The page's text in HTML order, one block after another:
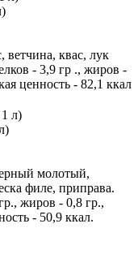
ветчина, квас, лук
- 3,9 гр ., жиров -
ценность - 82,1 ккал
молотый,
филе, приправа.
жиров - 0,8 гр.,
- 50,9 ккал.